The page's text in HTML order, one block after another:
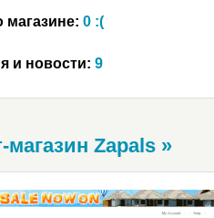
0 :(
и новости: 9
Zapals »